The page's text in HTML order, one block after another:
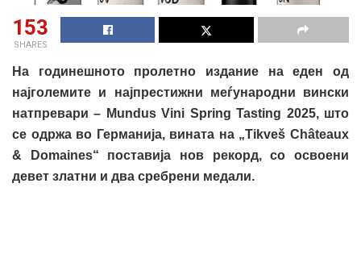
153
SHARES
На годинешното пролетно издание на еден од
најголемите и најпрестижни меѓународни вински
натпревари – Mundus Vini Spring Tasting 2025, што
се одржaво Германија, вината на „Tikveš Châteaux
& Domaines“ поставија нов рекорд, со освоени
девет златни и два сребрени медали.